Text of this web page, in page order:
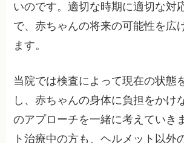
いのです。適切な時期に適切な対
で、赤ちゃんの将来の可能性を広
ます。
当院では検査によって現在の状態
し、赤ちゃんの身体に負担をかけ
のアプローチを一緒に考えていき
ト治療中の方も、ヘルメット以外